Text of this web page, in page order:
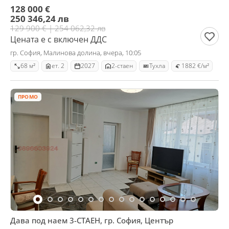
128 000 €
250 346,24 лв
129 900 € | 254 062,32 лв
Цената е с включен ДДС
гр. София, Малинова долина, вчера, 10:05
68 м² ет. 2 2027 2-стаен Тухла 1882 €/м²
ПРОМО
Дава под наем 3-СТАЕН, гр. София, Център